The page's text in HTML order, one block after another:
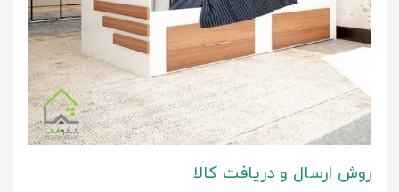
روش ارسال و دریافت کالا